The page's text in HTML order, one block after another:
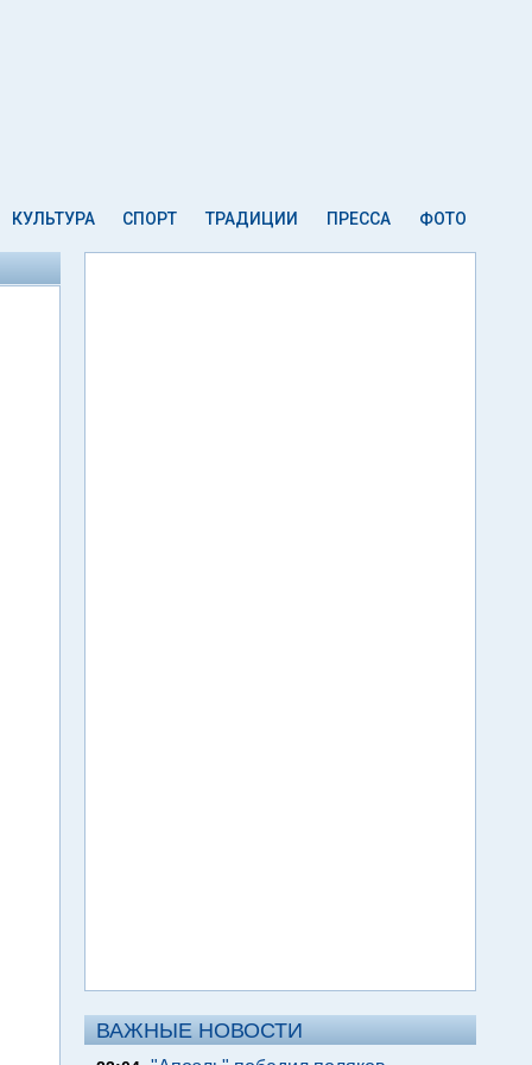
КУЛЬТУРА СПОРТ ТРАДИЦИИ ПРЕССА ФОТО
ВАЖНЫЕ НОВОСТИ